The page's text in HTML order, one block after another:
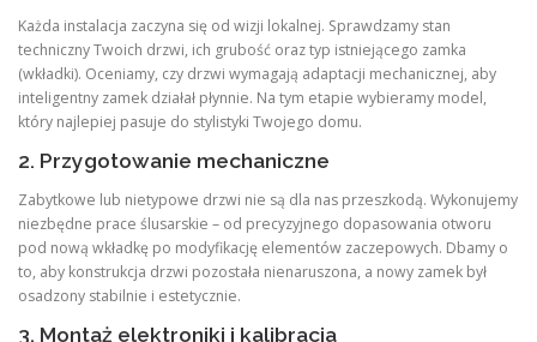
Każda instalacja zaczyna się od wizji lokalnej. Sprawdzamy stan
techniczny Twoich drzwi, ich grubość oraz typ istniejącego zamka
(wkładki). Oceniamy, czy drzwi wymagają adaptacji mechanicznej, aby
inteligentny zamek działał płynnie. Na tym etapie wybieramy model,
który najlepiej pasuje do stylistyki Twojego domu.
2. Przygotowanie mechaniczne
Zabytkowe lub nietypowe drzwi nie są dla nas przeszkodą. Wykonujemy
niezbędne prace ślusarskie – od precyzyjnego dopasowania otworu
pod nową wkładkę po modyfikację elementów zaczepowych. Dbamy o
to, aby konstrukcja drzwi pozostała nienaruszona, a nowy zamek był
osadzony stabilnie i estetycznie.
3. Montaż elektroniki i kalibracja